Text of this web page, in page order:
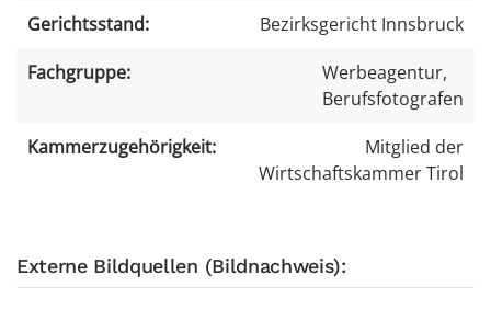
Gerichtsstand:
Bezirksgericht Innsbruck
Fachgruppe:
Werbeagentur,
Berufsfotografen
Kammerzugehörigkeit:
Mitglied der
Wirtschaftskammer Tirol
Externe Bildquellen (Bildnachweis):